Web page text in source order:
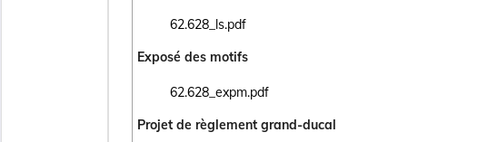
62.628_ls.pdf
Ouvrir le document 62.628_ls.pdf dans un nouvel onglet
Exposé des motifs
62.628_expm.pdf
Ouvrir le document 62.628_expm.pdf dans un nouvel onglet
Projet de règlement grand-ducal